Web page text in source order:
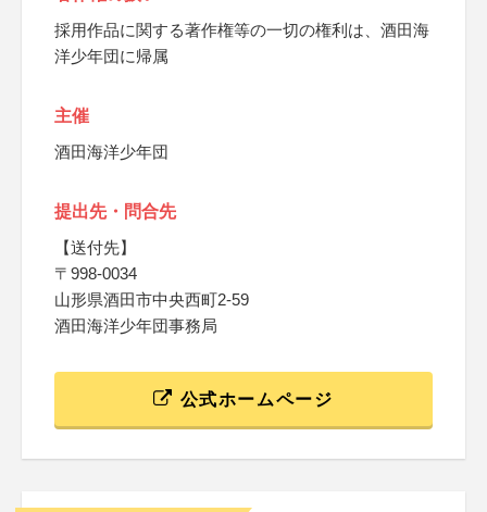
採用作品に関する著作権等の一切の権利は、酒田海
洋少年団に帰属
主催
酒田海洋少年団
提出先・問合先
【送付先】
〒998-0034
山形県酒田市中央西町2-59
酒田海洋少年団事務局
公式ホームページ